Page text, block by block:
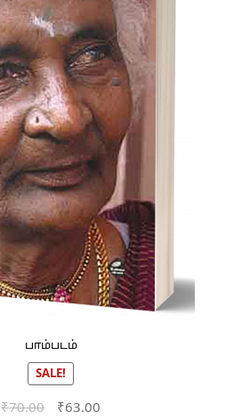
பாம்படம்
SALE!
₹70.00
Original
₹63.00Current